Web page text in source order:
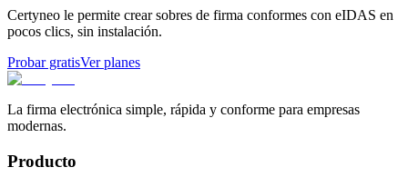
Certyneo le permite crear sobres de firma conformes con eIDAS en
pocos clics, sin instalación.
Probar gratisVer planes
La firma electrónica simple, rápida y conforme para empresas
modernas.
Producto